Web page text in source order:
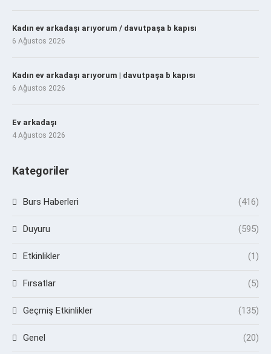
Kadın ev arkadaşı arıyorum / davutpaşa b kapısı
6 Ağustos 2026
Kadın ev arkadaşı arıyorum | davutpaşa b kapısı
6 Ağustos 2026
Ev arkadaşı
4 Ağustos 2026
Kategoriler
Burs Haberleri (416)
Duyuru (595)
Etkinlikler (1)
Fırsatlar (5)
Geçmiş Etkinlikler (135)
Genel (20)